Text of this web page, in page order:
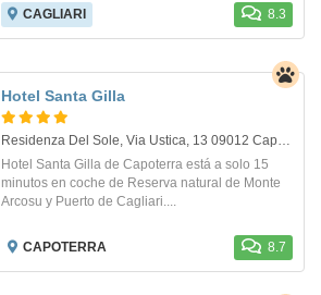
CAGLIARI 8.3
Hotel Santa Gilla
Residenza Del Sole, Via Ustica, 13 09012 Capoterra (Ca) Sardegna, Italia. Capoterra
Hotel Santa Gilla de Capoterra está a solo 15
minutos en coche de Reserva natural de Monte
Arcosu y Puerto de Cagliari....
CAPOTERRA 8.7